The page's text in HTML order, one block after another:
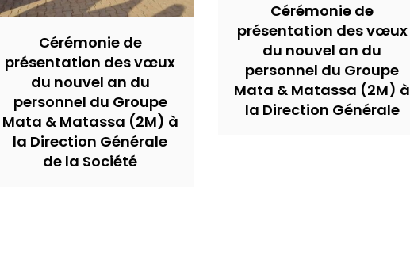
Cérémonie de
présentation des vœux
du nouvel an du
personnel du Groupe
Mata & Matassa (2M) à
la Direction Générale
de la Société
Cérémonie de
présentation des vœux
du nouvel an du
personnel du Groupe
Mata & Matassa (2M) à
la Direction Générale